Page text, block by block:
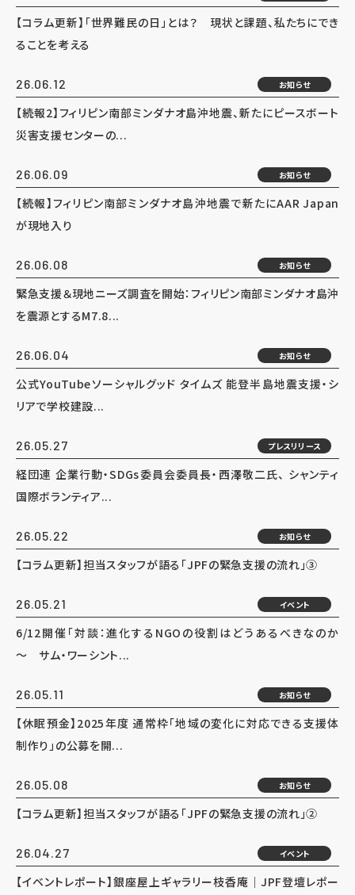
【コラム更新】「世界難民の日」とは？ 現状と課題、私たちにでき
ることを考える
26.06.12 お知らせ
【続報2】フィリピン南部ミンダナオ島沖地震、新たにピースボート
災害支援センターの...
26.06.09 お知らせ
【続報】フィリピン南部ミンダナオ島沖地震で新たにAAR Japan
が現地入り
26.06.08 お知らせ
緊急支援＆現地ニーズ調査を開始：フィリピン南部ミンダナオ島沖
を震源とするM7.8...
26.06.04 お知らせ
公式YouTubeソーシャルグッド タイムズ 能登半島地震支援・シ
リアで学校建設...
26.05.27 プレスリリース
経団連 企業行動・SDGs委員会委員長・西澤敬二氏、 シャンティ
国際ボランティア...
26.05.22 お知らせ
【コラム更新】担当スタッフが語る「JPFの緊急支援の流れ」③
26.05.21 イベント
6/12開催「対談：進化するNGOの役割はどうあるべきなのか
～ サム・ワーシント...
26.05.11 お知らせ
【休眠預金】2025年度 通常枠「地域の変化に対応できる支援体
制作り」の公募を開...
26.05.08 お知らせ
【コラム更新】担当スタッフが語る「JPFの緊急支援の流れ」②
26.04.27 イベント
【イベントレポート】銀座屋上ギャラリー枝香庵｜JPF登壇レポー